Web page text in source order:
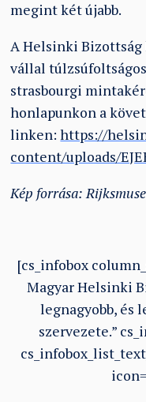
megint két újabb.
A Helsinki Bizottság
vállal
strasbourgi
honlapunkon a
linken:https://
content/uploads/
Kép forrása:
[cs_infobox
Magyar Helsinki
legnagyobb, és
szervezete.”